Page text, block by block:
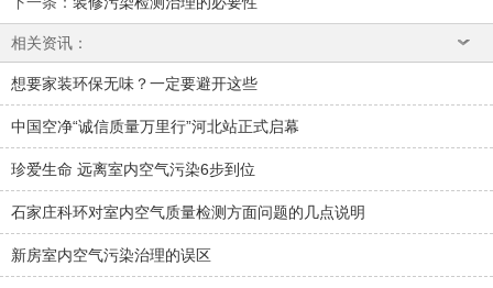
相关资讯：
想要家装环保无味？一定要避开这些
中国空净“诚信质量万里行”河北站正式启幕
珍爱生命 远离室内空气污染6步到位
石家庄科环对室内空气质量检测方面问题的几点说明
新房室内空气污染治理的误区